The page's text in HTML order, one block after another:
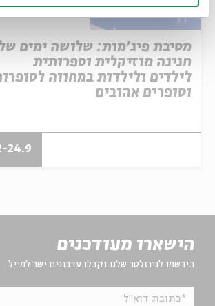
מסיבת פיג'מות: שלושה ימים
חגיגה מוזיקלית וספרותית
לילדים ולילדות במחווה
וסופרים אהובים
24.9
הישארו מעודכנים
הירשמו לניוזלטר שלנו וקבלו עדכונים ישר למייל
*כתובת דוא"ל